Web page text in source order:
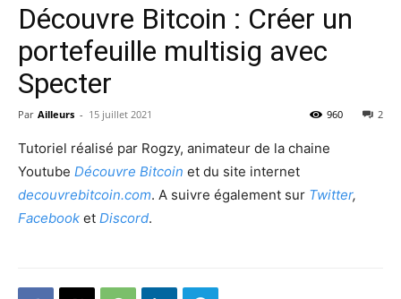
Découvre Bitcoin : Créer un
portefeuille multisig avec
Specter
Par Ailleurs - 15 juillet 2021 2
960
Tutoriel réalisé par Rogzy, animateur de la chaine
Youtube Découvre Bitcoin et du site internet
decouvrebitcoin.com. A suivre également sur Twitter,
Facebook et Discord.